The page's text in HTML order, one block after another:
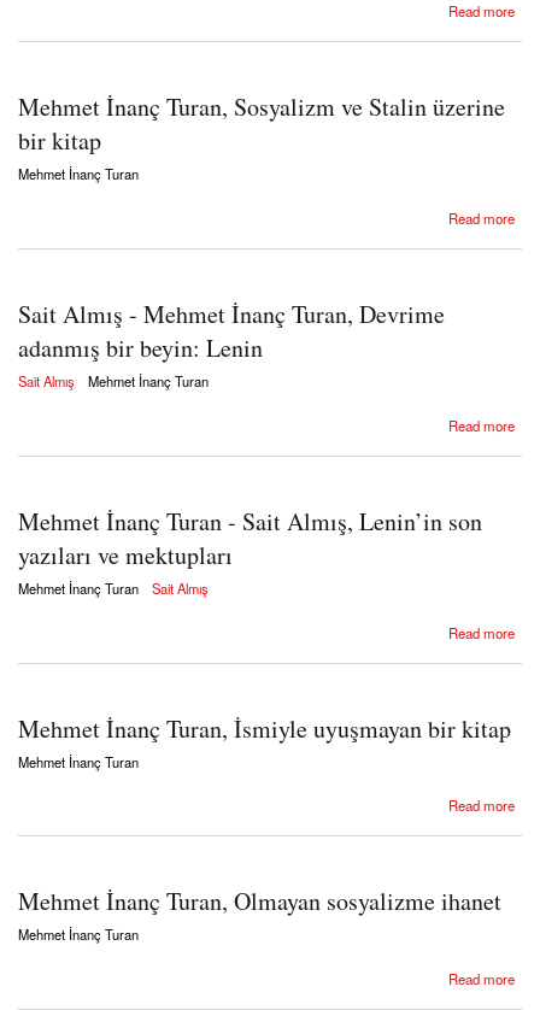
Read more
Mehmet İnanç Turan, Sosyalizm ve Stalin üzerine
bir kitap
Mehmet İnanç Turan
Read more
Sait Almış - Mehmet İnanç Turan, Devrime
adanmış bir beyin: Lenin
Sait Almış Mehmet İnanç Turan
Read more
Mehmet İnanç Turan - Sait Almış, Lenin’in son
yazıları ve mektupları
Mehmet İnanç Turan Sait Almış
Read more
Mehmet İnanç Turan, İsmiyle uyuşmayan bir kitap
Mehmet İnanç Turan
Read more
Mehmet İnanç Turan, Olmayan sosyalizme ihanet
Mehmet İnanç Turan
Read more